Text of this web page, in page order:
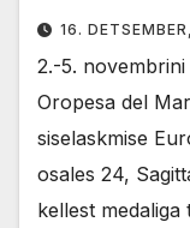
16.
2.-5. novembrini
Oropesa del
siselaskmise
osales 24,
kellest